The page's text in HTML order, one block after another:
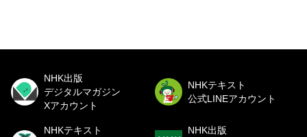
NHK出版
デジタルマガジン
Xアカウント
NHKテキスト
公式LINEアカウント
NHKテキスト
NHK出版